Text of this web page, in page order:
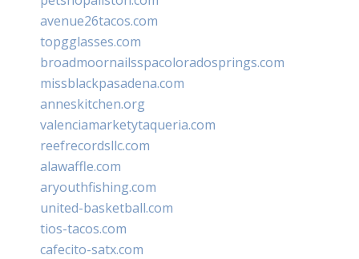
avenue26tacos.com
topgglasses.com
broadmoornailsspacoloradosprings.com
missblackpasadena.com
anneskitchen.org
valenciamarketytaqueria.com
reefrecordsllc.com
alawaffle.com
aryouthfishing.com
united-basketball.com
tios-tacos.com
cafecito-satx.com